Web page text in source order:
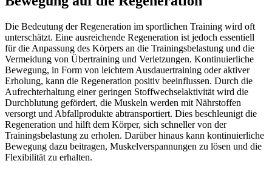
Die Bedeutung der Regeneration im sportlichen Training wird oft
unterschätzt. Eine ausreichende Regeneration ist jedoch essentiell
für die Anpassung des Körpers an die Trainingsbelastung und die
Vermeidung von Übertraining und Verletzungen. Kontinuierliche
Bewegung, in Form von leichtem Ausdauertraining oder aktiver
Erholung, kann die Regeneration positiv beeinflussen. Durch die
Aufrechterhaltung einer geringen Stoffwechselaktivität wird die
Durchblutung gefördert, die Muskeln werden mit Nährstoffen
versorgt und Abfallprodukte abtransportiert. Dies beschleunigt die
Regeneration und hilft dem Körper, sich schneller von der
Trainingsbelastung zu erholen. Darüber hinaus kann kontinuierliche
Bewegung dazu beitragen, Muskelverspannungen zu lösen und die
Flexibilität zu erhalten.